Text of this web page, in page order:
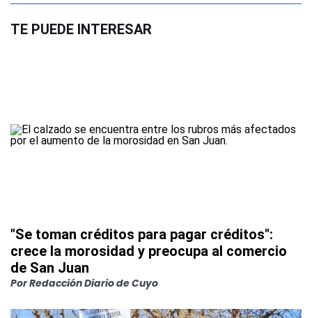
TE PUEDE INTERESAR
"Se toman créditos para pagar créditos":
crece la morosidad y preocupa al comercio
de San Juan
PorRedacción Diario de Cuyo